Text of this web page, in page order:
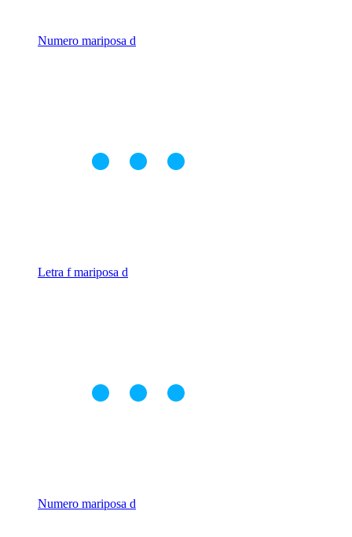
Numero mariposa d
Letra f mariposa d
Numero mariposa d